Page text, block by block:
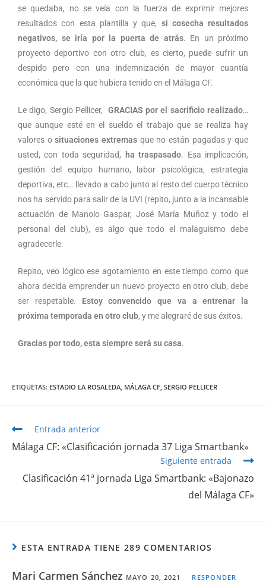
se quedaba, no se veía con la fuerza de exprimir mejores
resultados con esta plantilla y que, si cosecha resultados
negativos, se iría por la puerta de atrás. En un próximo
proyecto deportivo con otro club, es cierto, puede sufrir un
despido pero con una indemnización de mayor cuantía
económica que la que hubiera tenido en el Málaga CF.
Le digo, Sergio Pellicer, GRACIAS por el sacrificio realizado…
que aunque esté en el sueldo el trabajo que se realiza hay
valores osituaciones extremas que no están pagadas y que
usted, con toda seguridad,
ha traspasado. Esa implicación,
gestión del equipo humano, labor psicológica, estrategia
deportiva, etc… llevado a cabo junto al resto del cuerpo técnico
nos ha servido para salir de la UVI (repito, junto a la incansable
actuación de Manolo Gaspar, José María Muñoz y todo el
personal del club), es algo que todo el malaguismo debe
agradecerle.
Repito, veo lógico ese agotamiento en este tiempo como que
ahora decida emprender un nuevo proyecto en otro club, debe
ser respetable. Estoy convencido que va a entrenar la
próxima temporada en otro club, y me alegraré de sus éxitos.
Gracias por todo, esta siempre será su casa.
ETIQUETAS: ESTADIO LA ROSALEDA, MÁLAGA CF, SERGIO PELLICER
Entrada anterior
Málaga CF: «Clasificación jornada 37 Liga Smartbank»
Siguiente entrada
Clasificación 41ª jornada Liga Smartbank: «Bajonazo
del Málaga CF»
ESTA ENTRADA TIENE 289 COMENTARIOS
Mari Carmen Sánchez MAYO 20, 2021 RESPONDER